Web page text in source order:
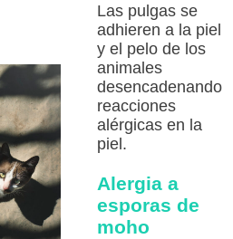
Las pulgas se
adhieren a la piel
y el pelo de los
animales
desencadenando
reacciones
alérgicas en la
piel.
Alergia a
esporas de
moho